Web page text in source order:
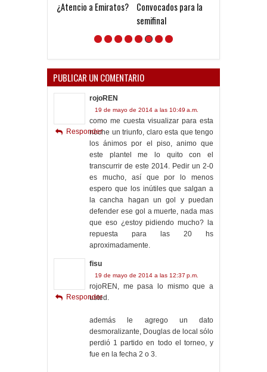
¿Atencio a Emiratos?
Convocados para la
semifinal
PUBLICAR UN COMENTARIO
rojoREN
19 de mayo de 2014 a las 10:49 a.m.
como me cuesta visualizar para esta
noche un triunfo, claro esta que tengo
los ánimos por el piso, animo que
este plantel me lo quito con el
transcurrir de este 2014. Pedir un 2-0
es mucho, así que por lo menos
espero que los inútiles que salgan a
la cancha hagan un gol y puedan
defender ese gol a muerte, nada mas
que eso ¿estoy pidiendo mucho? la
repuesta para las 20 hs
aproximadamente.
Responder
fisu
19 de mayo de 2014 a las 12:37 p.m.
rojoREN, me pasa lo mismo que a
usted.
además le agrego un dato
desmoralizante, Douglas de local sólo
perdió 1 partido en todo el torneo, y
fue en la fecha 2 o 3.
Responder